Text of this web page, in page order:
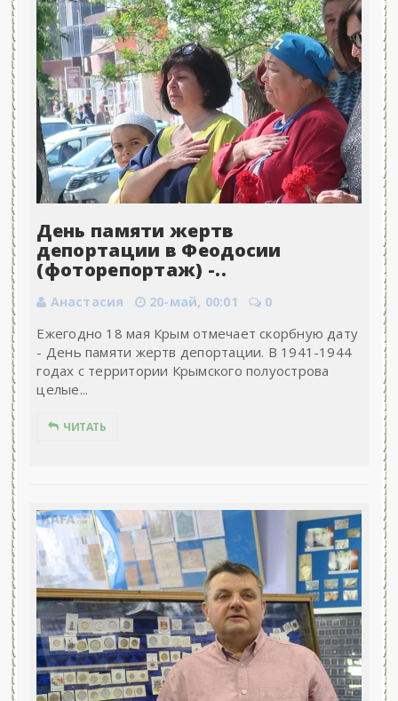
День памяти жертв
депортации в Феодосии
(фоторепортаж) -..
Анастасия 20-май, 00:01 0
Ежегодно 18 мая Крым отмечает скорбную дату
- День памяти жертв депортации. В 1941-1944
годах с территории Крымского полуострова
целые...
ЧИТАТЬ